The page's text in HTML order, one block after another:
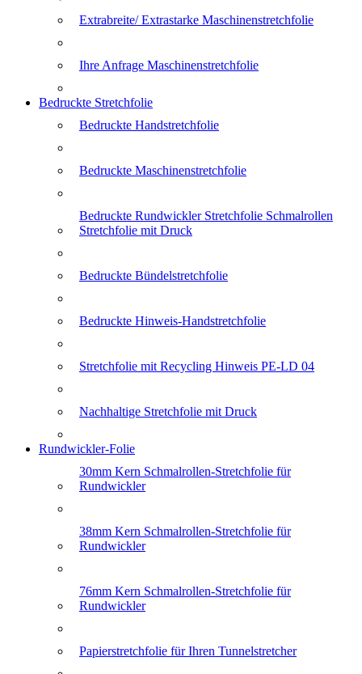
Extrabreite/ Extrastarke Maschinenstretchfolie
Ihre Anfrage Maschinenstretchfolie
Bedruckte Stretchfolie
Bedruckte Handstretchfolie
Bedruckte Maschinenstretchfolie
Bedruckte Rundwickler Stretchfolie Schmalrollen
Stretchfolie mit Druck
Bedruckte Bündelstretchfolie
Bedruckte Hinweis-Handstretchfolie
Stretchfolie mit Recycling Hinweis PE-LD 04
Nachhaltige Stretchfolie mit Druck
Rundwickler-Folie
30mm Kern Schmalrollen-Stretchfolie für
Rundwickler
38mm Kern Schmalrollen-Stretchfolie für
Rundwickler
76mm Kern Schmalrollen-Stretchfolie für
Rundwickler
Papierstretchfolie für Ihren Tunnelstretcher